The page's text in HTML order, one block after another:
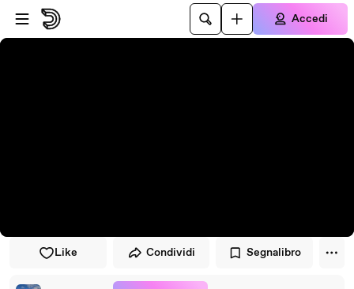
Vai al lettore
Passa al contenuto principale
Accedi
Like Condividi Segnalibro